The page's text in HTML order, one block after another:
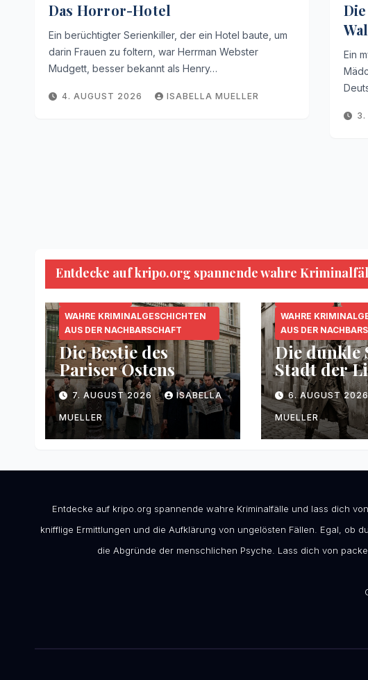
Das Horror-Hotel
Ein berüchtigter Serienkiller, der ein Hotel baute, um
darin Frauen zu foltern, war Herrman Webster
Mudgett, besser bekannt als Henry…
4. AUGUST 2026 ISABELLA MUELLER
Ein
3.
Entdecke auf kripo.org spannende wahre
KRIPO.ORG
MORDFÄLLE
WAHRE KRIMINALGESCHICHTEN
AUS DER NACHBARSCHAFT
Die Bestie des
Pariser Ostens
7. AUGUST 2026 ISABELLA
MUELLER
WAHRE
AUS DER
Die dunkle
Stadt der
6. AUGUST 2026
MUELLER
Entdecke auf kripo.org spannende wahre Kriminalfälle und lass dich
knifflige Ermittlungen und die Aufklärung von ungelösten Fällen. Egal, ob
die Abgründe der menschlichen Psyche. Lass dich von